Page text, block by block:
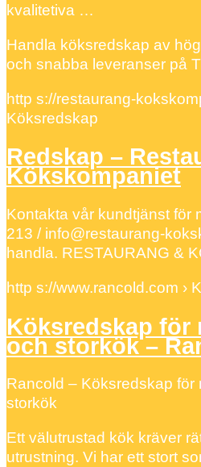
kvalitetiva …
Handla köksredskap av
och snabba leveranser på
http s://restaurang-
Köksredskap
Redskap –
Kökskompaniet
Kontakta vår kundtjänst för
213 / info@restaurang-
handla. RESTAURANG &
http s://www.rancold.com ›
Köksredskap för
och storkök –
Rancold – Köksredskap för
storkök
Ett välutrustad kök kräver
utrustning. Vi har ett stort